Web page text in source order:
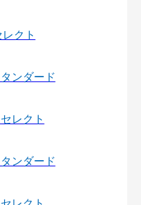
クト
ンダード
レクト
ンダード